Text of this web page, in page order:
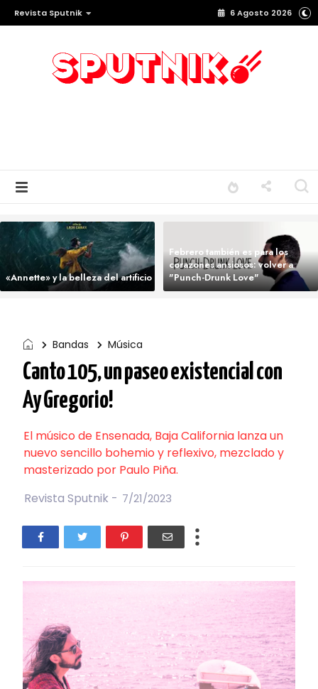
Revista Sputnik 6 Agosto 2026
«Annette» y la belleza del artificio
Febrero también es para los
corazones ansiosos: volver a
"Punch-Drunk Love"
Bandas Música
Canto 105, un paseo existencial con
Ay Gregorio!
El músico de Ensenada, Baja California lanza un
nuevo sencillo bohemio y reflexivo, mezclado y
masterizado por Paulo Piña.
Revista Sputnik - 7/21/2023